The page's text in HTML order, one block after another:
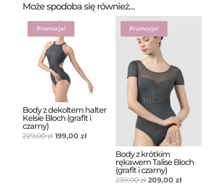
Może spodoba się również…
Promocja!
Body z dekoltem halter
Kelsie Bloch (grafit i
czarny)
229,00zł Pierwotna
199,00 złAktualna
199,00 zł.
Promocja!
Body z krótkim
rękawem Talise Bloch
(grafit i czarny)
239,00zł Pierwotna
209,00złAktualna